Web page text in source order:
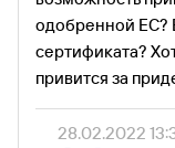
одобренной EС?
сертификата?
привится за
28.02.2022